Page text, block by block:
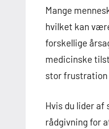
Mange
hvilket kan
forskellige
medicinske
stor frustration
Hvis du lider
rådgivning for